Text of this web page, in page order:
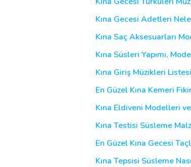
Kına Gecesi Adetleri
Kına Saç Aksesuarları
Kına Süsleri Yapımı,
Kına Giriş Müzikleri
En Güzel Kına Kemeri
Kına Eldiveni Modelleri
Kına Testisi Süsleme
En Güzel Kına Gecesi
Kına Tepsisi Süsleme